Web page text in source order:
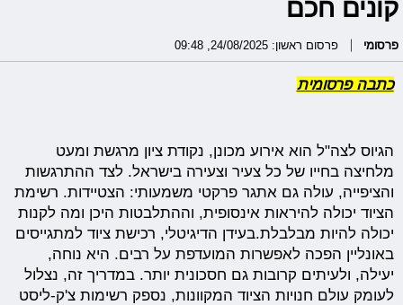
קונים חכם
פרסומי פרסום ראשון: 24/08/2025, 09:48
כתבה פרסומית
הגיוס לצה"ל הוא אירוע מכונן, נקודת ציון מרגשת ומעט
מלחיצה בחייו של כל צעיר וצעירה בישראל. לצד ההתרגשות
והציפייה, עולה גם אתגר פרקטי משמעותי: הצטיידות. רשימת
הציוד יכולה להיראות אינסופית, וההתלבטות היכן ומה לקנות
יכולה להיות מבלבלת.בעידן הדיגיטלי, רכישת ציוד למתגייסים
באונליין הפכה לאפשרות המועדפת על רבים. היא נוחה,
יעילה, ולעיתים קרובות גם חסכונית יותר. במדריך זה, נצלול
לעומק עולם חנויות הציוד המקוונות, נספק רשימות צ'ק-ליסט